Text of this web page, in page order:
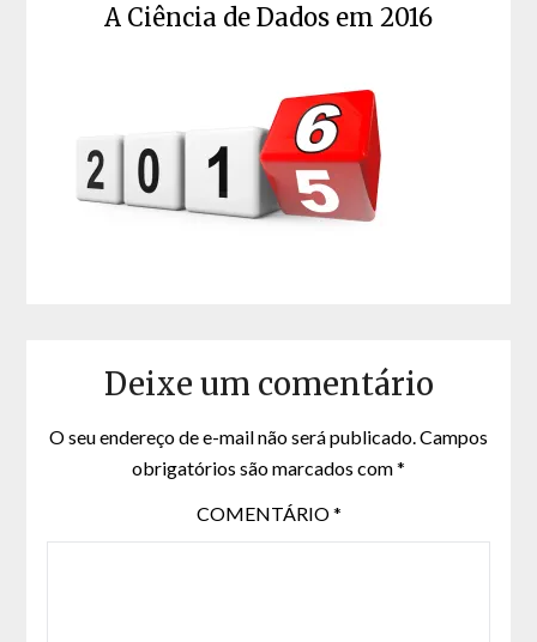
A Ciência de Dados em 2016
Deixe um comentário
O seu endereço de e-mail não será publicado. Campos
obrigatórios são marcados com*
COMENTÁRIO*